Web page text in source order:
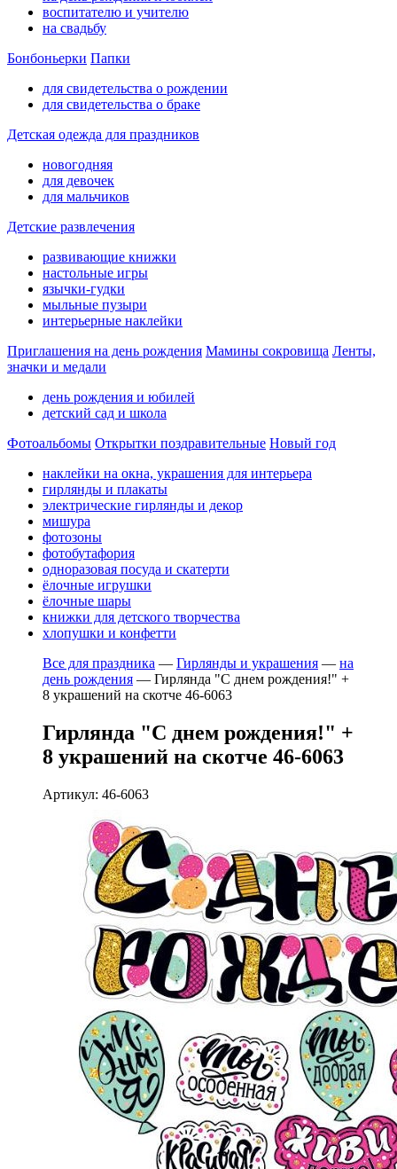
воспитателю и учителю
на свадьбу
Бонбоньерки Папки
для свидетельства о рождении
для свидетельства о браке
Детская одежда для праздников
новогодняя
для девочек
для мальчиков
Детские развлечения
развивающие книжки
настольные игры
язычки-гудки
мыльные пузыри
интерьерные наклейки
Приглашения на день рождения Мамины сокровища Ленты,
значки и медали
день рождения и юбилей
детский сад и школа
Фотоальбомы Открытки поздравительные Новый год
наклейки на окна, украшения для интерьера
гирлянды и плакаты
электрические гирлянды и декор
мишура
фотозоны
фотобутафория
одноразовая посуда и скатерти
ёлочные игрушки
ёлочные шары
книжки для детского творчества
хлопушки и конфетти
Все для праздника — Гирлянды и украшения — на
день рождения — Гирлянда "С днем рождения!" +
8 украшений на скотче 46-6063
Гирлянда "С днем рождения!" +
8 украшений на скотче 46-6063
Артикул: 46-6063